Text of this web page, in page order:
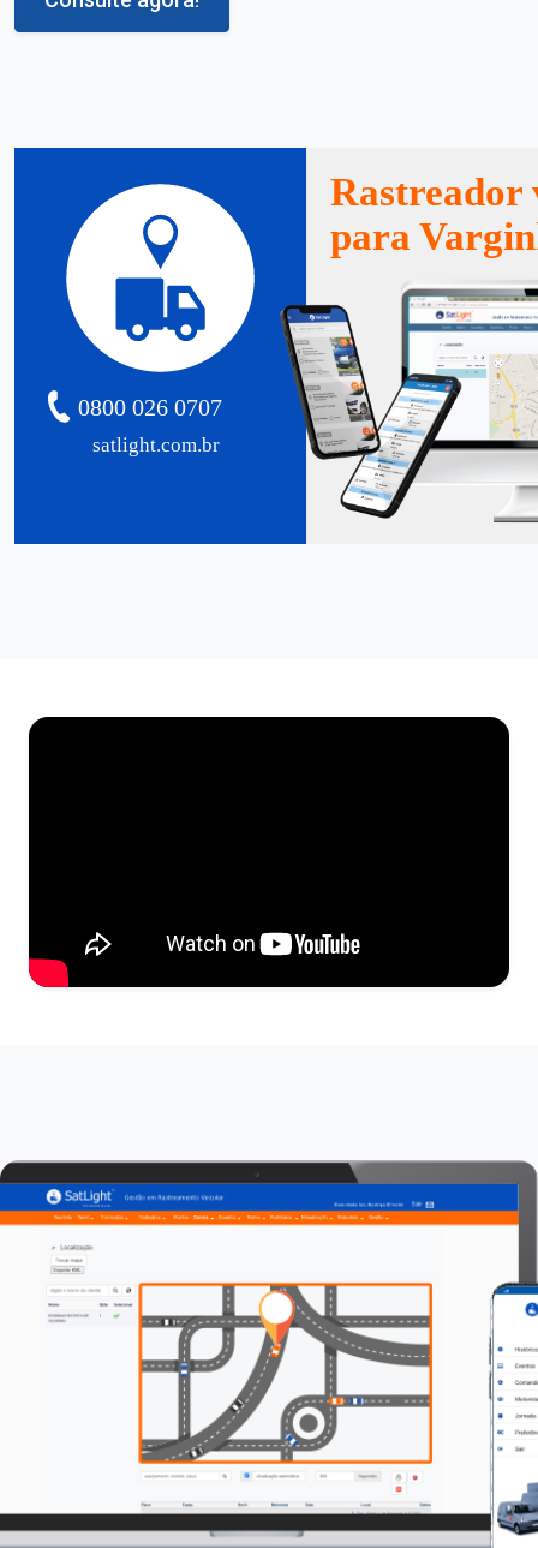
satlight.com.br
0800 026 0707
Rastreador
para